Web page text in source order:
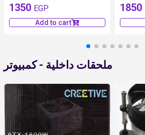
1350 EGP
Add to cart
1850
ملحقات داخلية - كمبيوتر